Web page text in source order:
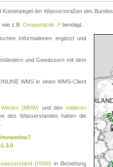
der Wasserstraßen des
z.B. Geoportal.de ↗ benötigt.
Informationen ergänzt und
und Gewässern mit dem
WMS in einen WMS-Client
(MNW) und denmittleren
des Wasserstandes haben die
mnwmhw?
(HSW) in Beziehung